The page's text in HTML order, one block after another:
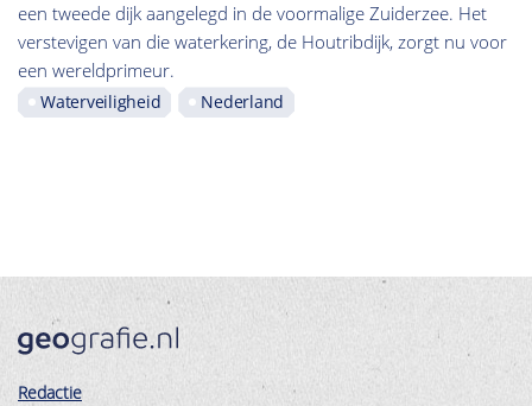
een tweede dijk aangelegd in de voormalige Zuiderzee. Het
verstevigen van die waterkering, de Houtribdijk, zorgt nu voor
een wereldprimeur.
Waterveiligheid Nederland
Redactie